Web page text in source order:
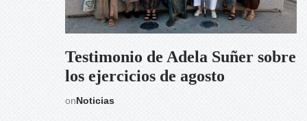
Testimonio de Adela Suñer sobre
los ejercicios de agosto
onNoticias